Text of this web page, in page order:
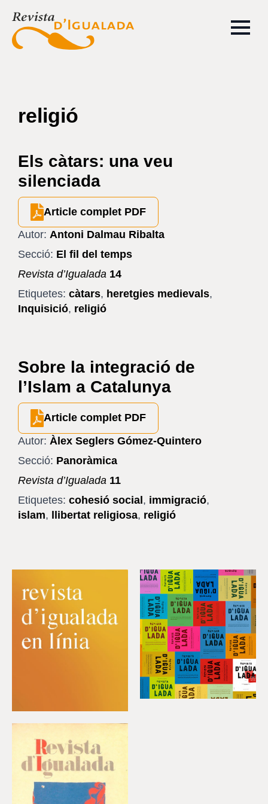
religió
Els càtars: una veu
silenciada
Article complet PDF
Autor: Antoni Dalmau Ribalta
Secció: El fil del temps
Revista d’Igualada 14
Etiquetes: càtars, heretgies medievals,
Inquisició, religió
Sobre la integració de
l’Islam a Catalunya
Article complet PDF
Autor: Àlex Seglers Gómez-Quintero
Secció: Panoràmica
Revista d’Igualada 11
Etiquetes: cohesió social, immigració,
islam, llibertat religiosa, religió